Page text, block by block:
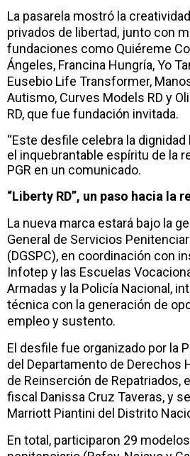
La pasarela mostró la
privados de libertad, junto con
fundaciones como Quiéreme
Ángeles, Francina Hungría, Yo
Eusebio Life Transformer,
Autismo, Curves Models RD y
RD, que fue fundación invitada.
“Este desfile celebra la dignidad
el inquebrantable espíritu de la
PGR en un comunicado.
“Liberty RD”, un paso hacia la
La nueva marca estará bajo la
General de Servicios
(DGSPC), en coordinación con
Infotep y las Escuelas
Armadas y la Policía Nacional,
técnica con la generación de
empleo y sustento.
El desfile fue organizado por la
del Departamento de Derechos
de Reinserción de Repatriados,
fiscal Danissa Cruz Taveras, y
Marriott Piantini del Distrito
En total, participaron 29